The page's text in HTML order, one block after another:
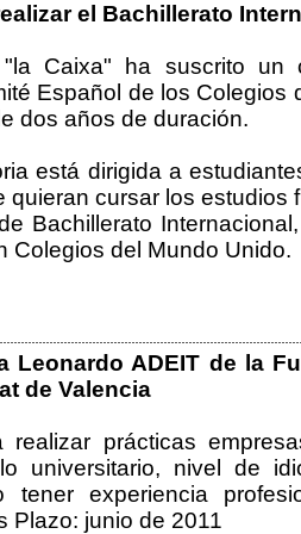
el Bachillerato
Caixa" ha suscrito un
Español de los
dos años de duración.
está dirigida a
quieran cursar los
Bachillerato
Colegios del Mundo Unido.
Leonardo ADEIT de la
de Valencia
realizar prácticas
universitario, nivel de
tener experiencia
Plazo: junio de 2011